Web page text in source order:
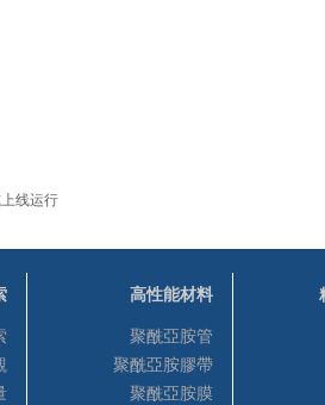
线运行
高性能材料
聚酰亞胺管
聚酰亞胺膠帶
聚酰亞胺膜